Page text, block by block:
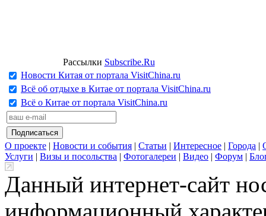
Рассылки Subscribe.Ru
Новости Китая от портала VisitChina.ru
Всё об отдыхе в Китае от портала VisitChina.ru
Всё о Китае от портала VisitChina.ru
О проекте | Новости и события | Статьи | Интересное | Города |
Услуги | Визы и посольства | Фотогалереи | Видео | Форум |
Данный интернет-сайт
информационный